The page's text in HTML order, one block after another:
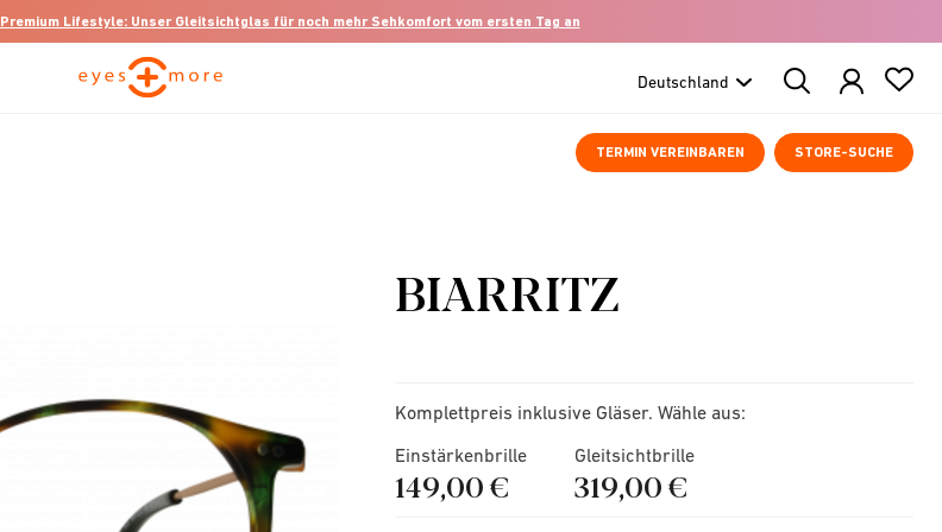
Premium Lifestyle: Unser Gleitsichtglas für noch mehr Sehkomfort vom ersten Tag an
Search
Products
TERMIN VEREINBAREN STORE-SUCHE
BIARRITZ
Komplettpreis inklusive Gläser. Wähle aus:
Einstärkenbrille
149,00 €
Gleitsichtbrille
319,00 €